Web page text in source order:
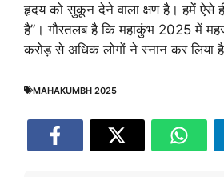
हृदय को सुकून देने वाला क्षण है। हमें ऐसे
है”। गौरतलब है कि महाकुंभ 2025 में
करोड़ से अधिक लोगों ने स्नान कर लिया
MAHAKUMBH 2025